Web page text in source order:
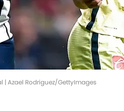
| Azael Rodriguez/GettyImages